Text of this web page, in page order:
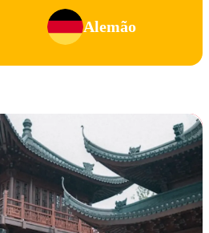
Alemão